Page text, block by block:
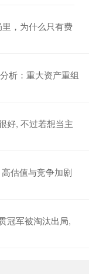
，为什么只有费
析：重大资产重组
好, 不过若想当主
估值与竞争加剧
冠军被淘汰出局,